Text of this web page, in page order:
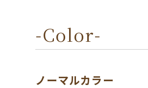
-Color-
ノーマルカラー